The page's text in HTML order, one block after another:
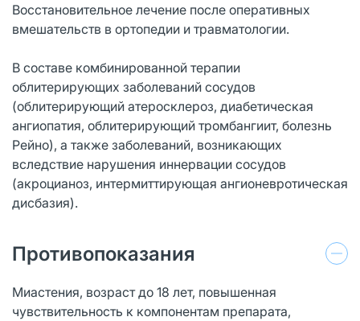
Восстановительное лечение после оперативных
вмешательств в ортопедии и травматологии.
В составе комбинированной терапии
облитерирующих заболеваний сосудов
(облитерирующий атеросклероз, диабетическая
ангиопатия, облитерирующий тромбангиит, болезнь
Рейно), а также заболеваний, возникающих
вследствие нарушения иннервации сосудов
(акроцианоз, интермиттирующая ангионевро­тическая
дисбазия).
Противопоказания
Миастения, возраст до 18 лет, повышенная
чувствительность к компонентам препарата,